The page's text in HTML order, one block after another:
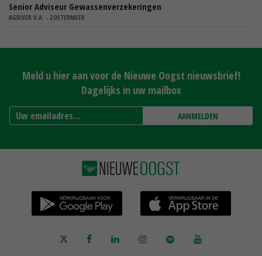
Senior Adviseur Gewassenverzekeringen
AGRIVER U.A. - ZOETERMEER
Meld u hier aan voor de Nieuwe Oogst nieuwsbrief!
Dagelijks in uw mailbox
AANMELDEN